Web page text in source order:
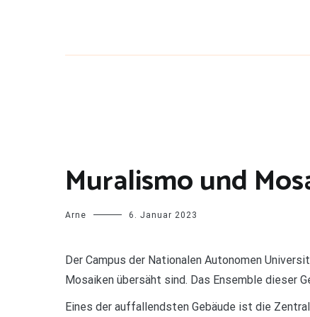
Muralismo und
Arne 6. Januar 2023
Der Campus der Nationalen Autonomen
Mosaiken übersäht sind. Das Ensemble dieser
Eines der auffallendsten Gebäude ist die